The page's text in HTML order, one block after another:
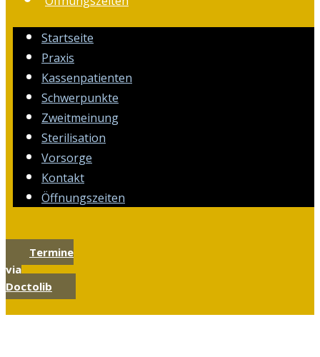
Startseite
Praxis
Kassenpatienten
Schwerpunkte
Zweitmeinung
Sterilisation
Vorsorge
Kontakt
Öffnungszeiten
Termine
via
Doctolib